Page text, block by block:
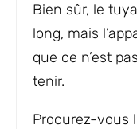
Bien sûr, le
long, mais
que ce n’est
tenir.
Procurez-vous